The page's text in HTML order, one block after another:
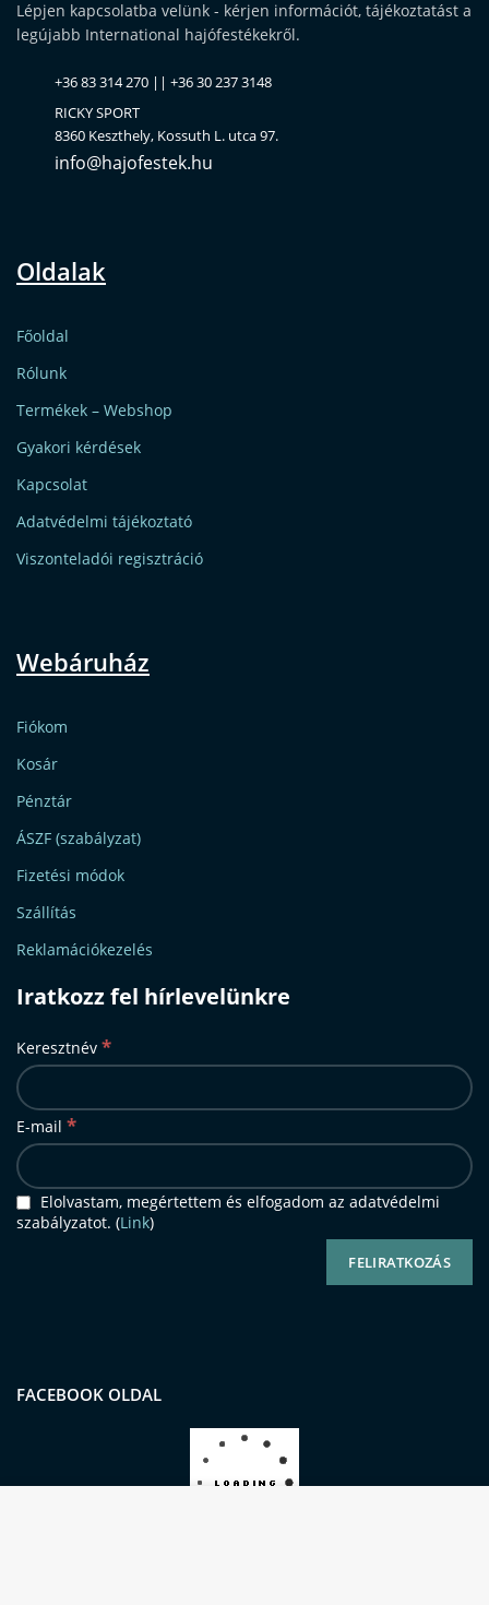
Lépjen kapcsolatba velünk - kérjen információt, tájékoztatást a
legújabb International hajófestékekről.
+36 83 314 270 || +36 30 237 3148
RICKY SPORT
8360 Keszthely, Kossuth L. utca 97.
info@hajofestek.hu
Oldalak
Főoldal
Rólunk
Termékek – Webshop
Gyakori kérdések
Kapcsolat
Adatvédelmi tájékoztató
Viszonteladói regisztráció
Webáruház
Fiókom
Kosár
Pénztár
ÁSZF (szabályzat)
Fizetési módok
Szállítás
Reklamációkezelés
Iratkozz fel hírlevelünkre
Keresztnév *
E-mail *
Elolvastam, megértettem és elfogadom az adatvédelmi
szabályzatot. (Link)
FACEBOOK OLDAL